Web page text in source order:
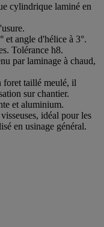
cylindrique laminé en
et angle d'hélice à 3°.
Tolérance h8.
par laminage à chaud,
foret taillé meulé, il
sur chantier.
et aluminium.
idéal pour les
en usinage général.